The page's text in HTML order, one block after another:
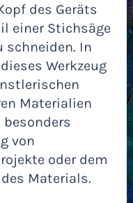
des Geräts
einer Stichsäge
schneiden. In
Werkzeug
Materialien
besonders
von
oder dem
Materials.